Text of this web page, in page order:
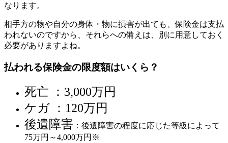
なります。
相手方の物や自分の身体・物に損害が出ても、保険金は支払
われないのですから、それらへの備えは、別に用意しておく
必要がありますよね。
払われる保険金の限度額はいくら？
死亡 ：3,000万円
ケガ ：120万円
後遺障害 ：後遺障害の程度に応じた等級によって
75万円～4,000万円※